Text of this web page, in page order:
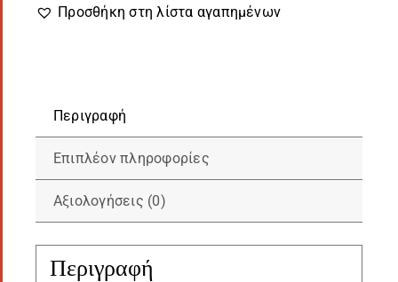
Προσθήκη στη λίστα αγαπημένων
Περιγραφή
Επιπλέον πληροφορίες
Αξιολογήσεις (0)
Περιγραφή